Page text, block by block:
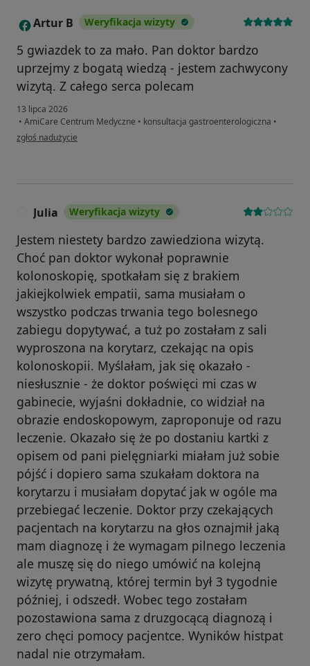
A Artur B Weryfikacja wizyty
5 gwiazdek to za mało. Pan doktor bardzo
uprzejmy z bogatą wiedzą - jestem zachwycony
wizytą. Z całego serca polecam
13 lipca 2026
• AmiCare Centrum Medyczne • konsultacja gastroenterologiczna •
w opinii użytkownika Artur B
zgłoś nadużycie
Julia Weryfikacja wizyty
Jestem niestety bardzo zawiedziona wizytą.
Choć pan doktor wykonał poprawnie
kolonoskopię, spotkałam się z brakiem
jakiejkolwiek empatii, sama musiałam o
wszystko podczas trwania tego bolesnego
zabiegu dopytywać, a tuż po zostałam z sali
wyproszona na korytarz, czekając na opis
kolonoskopii. Myślałam, jak się okazało -
niesłusznie - że doktor poświęci mi czas w
gabinecie, wyjaśni dokładnie, co widział na
obrazie endoskopowym, zaproponuje od razu
leczenie. Okazało się że po dostaniu kartki z
opisem od pani pielęgniarki miałam już sobie
pójść i dopiero sama szukałam doktora na
korytarzu i musiałam dopytać jak w ogóle ma
przebiegać leczenie. Doktor przy czekających
pacjentach na korytarzu na głos oznajmił jaką
mam diagnozę i że wymagam pilnego leczenia
ale muszę się do niego umówić na kolejną
wizytę prywatną, której termin był 3 tygodnie
później, i odszedł. Wobec tego zostałam
pozostawiona sama z druzgocącą diagnozą i
zero chęci pomocy pacjentce. Wyników histpat
nadal nie otrzymałam.